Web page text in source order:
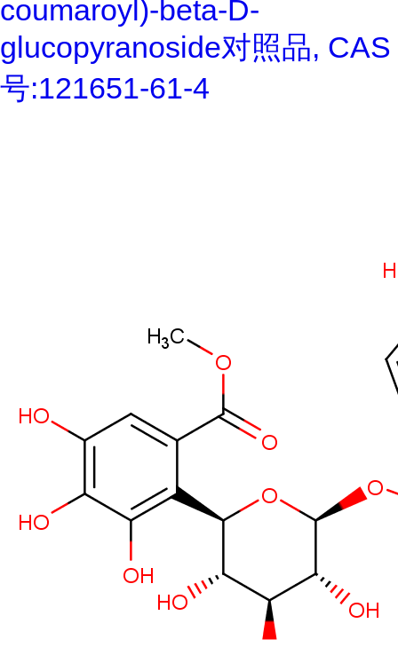
coumaroyl)-beta-D-
glucopyranoside对照品, CAS
号:121651-61-4